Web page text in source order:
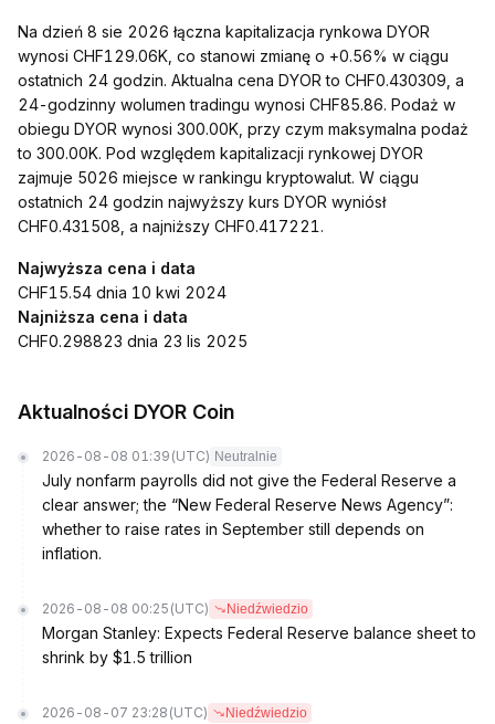
Na dzień 8 sie 2026 łączna kapitalizacja rynkowa DYOR
wynosi CHF129.06K, co stanowi zmianę o +0.56% w ciągu
ostatnich 24 godzin. Aktualna cena DYOR to CHF0.430309, a
24-godzinny wolumen tradingu wynosi CHF85.86. Podaż w
obiegu DYOR wynosi 300.00K, przy czym maksymalna podaż
to 300.00K. Pod względem kapitalizacji rynkowej DYOR
zajmuje 5026 miejsce w rankingu kryptowalut. W ciągu
ostatnich 24 godzin najwyższy kurs DYOR wyniósł
CHF0.431508, a najniższy CHF0.417221.
Najwyższa cena i data
CHF15.54 dnia 10 kwi 2024
Najniższa cena i data
CHF0.298823 dnia 23 lis 2025
Aktualności DYOR Coin
2026-08-08 01:39 (UTC) Neutralnie
July nonfarm payrolls did not give the Federal Reserve a
clear answer; the “New Federal Reserve News Agency”:
whether to raise rates in September still depends on
inflation.
2026-08-08 00:25 (UTC) Niedźwiedzio
Morgan Stanley: Expects Federal Reserve balance sheet to
shrink by $1.5 trillion
2026-08-07 23:28 (UTC) Niedźwiedzio